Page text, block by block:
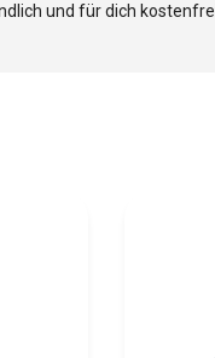
und für dich